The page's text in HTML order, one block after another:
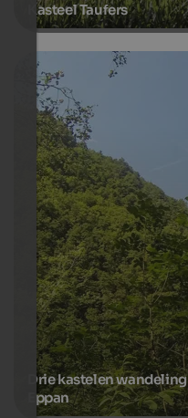
Kasteel Taufers
Drie kastelen wandeling
Eppan